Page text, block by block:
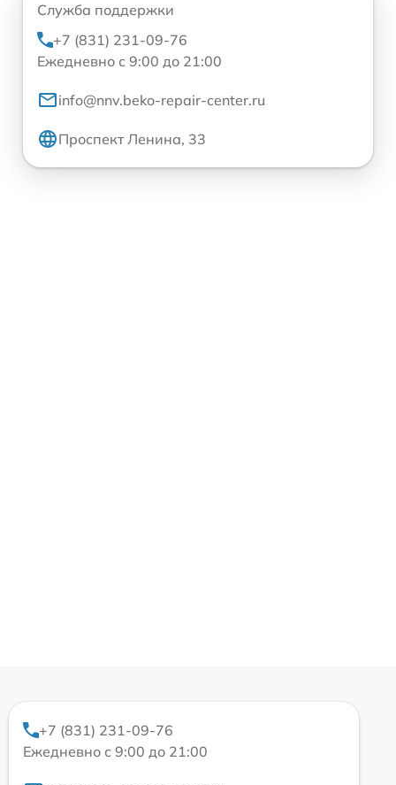
Служба поддержки
+7 (831) 231-09-76
Ежедневно с 9:00 до 21:00
info@nnv.beko-repair-center.ru
Проспект Ленина, 33
+7 (831) 231-09-76
Ежедневно с 9:00 до 21:00